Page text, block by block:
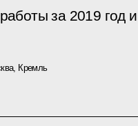
за 2019 год
Кремль